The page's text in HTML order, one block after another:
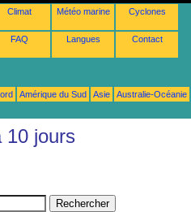
Climat Météo marine Cyclones
FAQ Langues Contact
Amérique du Sud Asie
Australie-Océanie
10 jours